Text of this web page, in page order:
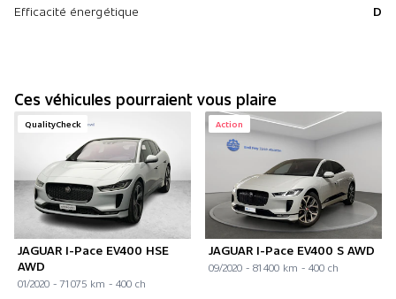
Efficacité énergétique D
Ces véhicules pourraient vous plaire
QualityCheck
JAGUAR I-Pace EV400 HSE
AWD
01/2020 - 71 075 km - 400 ch
Action
JAGUAR I-Pace EV400 S AWD
09/2020 - 81 400 km - 400 ch